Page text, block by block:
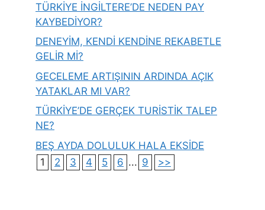
TÜRKİYE İNGİLTERE’DE NEDEN PAY
KAYBEDİYOR?
DENEYİM, KENDİ KENDİNE REKABETLE
GELİR Mİ?
GECELEME ARTIŞININ ARDINDA AÇIK
YATAKLAR MI VAR?
TÜRKİYE’DE GERÇEK TURİSTİK TALEP
NE?
BEŞ AYDA DOLULUK HALA EKSİDE
1
2 3 4 5 6 ... 9 >>